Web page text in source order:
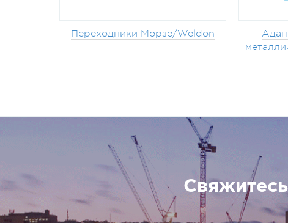
Переходники Морзе/Weldon